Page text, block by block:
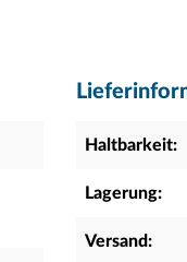
Haltbarkeit:
Lagerung:
Versand: